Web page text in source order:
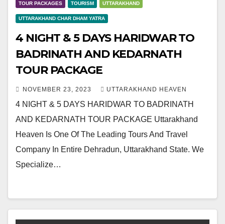
TOUR PACKAGES TOURISM UTTARAKHAND
UTTARAKHAND CHAR DHAM YATRA
4 NIGHT & 5 DAYS HARIDWAR TO
BADRINATH AND KEDARNATH
TOUR PACKAGE
NOVEMBER 23, 2023 UTTARAKHAND HEAVEN
4 NIGHT & 5 DAYS HARIDWAR TO BADRINATH
AND KEDARNATH TOUR PACKAGE Uttarakhand
Heaven Is One Of The Leading Tours And Travel
Company In Entire Dehradun, Uttarakhand State. We
Specialize…